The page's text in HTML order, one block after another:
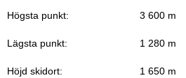
Högsta punkt: 3 600 m
Lägsta punkt: 1 280 m
Höjd skidort: 1 650 m